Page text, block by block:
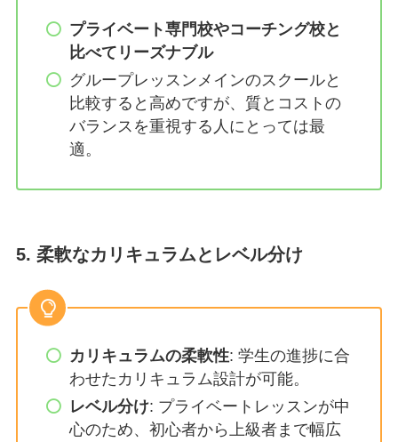
プライベート専門校やコーチング校と
比べてリーズナブル
グループレッスンメインのスクールと
比較すると高めですが、質とコストの
バランスを重視する人にとっては最
適。
5. 柔軟なカリキュラムとレベル分け
カリキュラムの柔軟性: 学生の進捗に合
わせたカリキュラム設計が可能。
レベル分け: プライベートレッスンが中
心のため、初心者から上級者まで幅広